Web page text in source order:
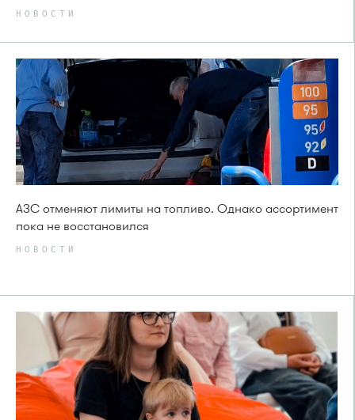
НОВОСТИ
АЗС отменяют лимиты на топливо. Однако ассортимент
пока не восстановился
НОВОСТИ